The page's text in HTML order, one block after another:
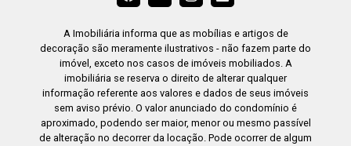
A Imobiliária informa que as mobílias e artigos de
decoração são meramente ilustrativos - não fazem parte do
imóvel, exceto nos casos de imóveis mobiliados. A
imobiliária se reserva o direito de alterar qualquer
informação referente aos valores e dados de seus imóveis
sem aviso prévio. O valor anunciado do condomínio é
aproximado, podendo ser maior, menor ou mesmo passível
de alteração no decorrer da locação. Pode ocorrer de algum